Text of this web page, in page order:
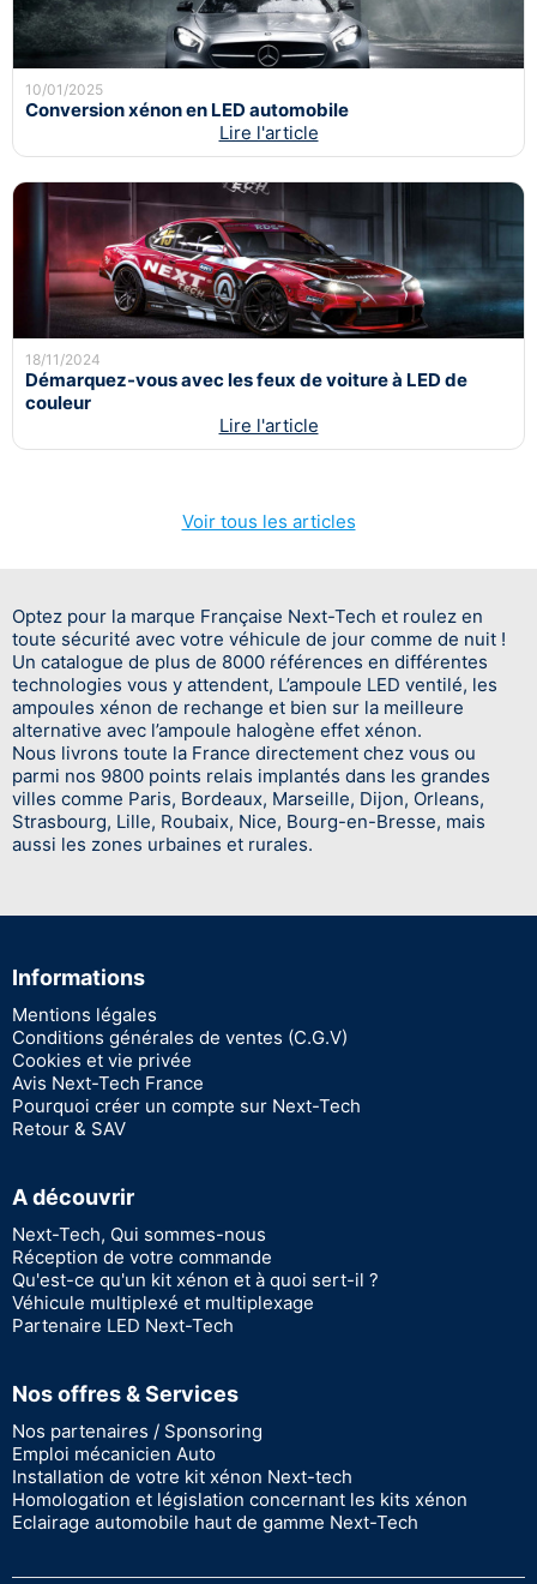
10/01/2025
Conversion xénon en LED automobile
Lire l'article
18/11/2024
Démarquez-vous avec les feux de voiture à LED de
couleur
Lire l'article
Voir tous les articles
Optez pour la marque Française Next-Tech et roulez en
toute sécurité avec votre véhicule de jour comme de nuit !
Un catalogue de plus de 8000 références en différentes
technologies vous y attendent, L’ampoule LED ventilé, les
ampoules xénon de rechange et bien sur la meilleure
alternative avec l’ampoule halogène effet xénon.
Nous livrons toute la France directement chez vous ou
parmi nos 9800 points relais implantés dans les grandes
villes comme Paris, Bordeaux, Marseille, Dijon, Orleans,
Strasbourg, Lille, Roubaix, Nice, Bourg-en-Bresse, mais
aussi les zones urbaines et rurales.
Informations
Mentions légales
Conditions générales de ventes (C.G.V)
Cookies et vie privée
Avis Next-Tech France
Pourquoi créer un compte sur Next-Tech
Retour & SAV
A découvrir
Next-Tech, Qui sommes-nous
Réception de votre commande
Qu'est-ce qu'un kit xénon et à quoi sert-il ?
Véhicule multiplexé et multiplexage
Partenaire LED Next-Tech
Nos offres & Services
Nos partenaires / Sponsoring
Emploi mécanicien Auto
Installation de votre kit xénon Next-tech
Homologation et législation concernant les kits xénon
Eclairage automobile haut de gamme Next-Tech